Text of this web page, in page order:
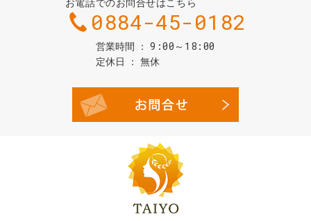
0884-45-0182
営業時間 9:00～18:00
定休日 無休